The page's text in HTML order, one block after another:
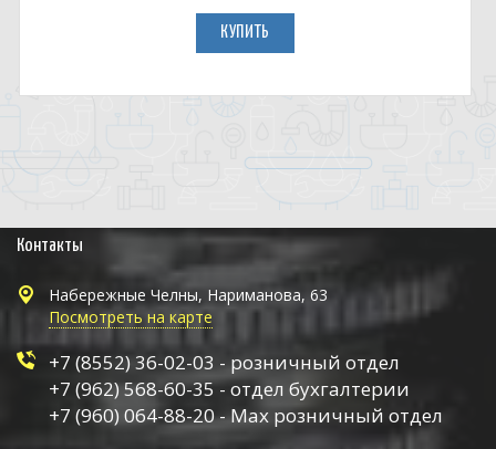
КУПИТЬ
Контакты
Набережные Челны, Нариманова, 63
Посмотреть на карте
+7 (8552) 36-02-03 - розничный отдел
+7 (962) 568-60-35 - отдел бухгалтерии
+7 (960) 064-88-20 - Max розничный отдел